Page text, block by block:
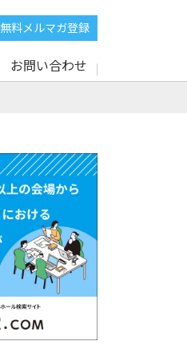
お問い合わせ
無料メルマガ登録